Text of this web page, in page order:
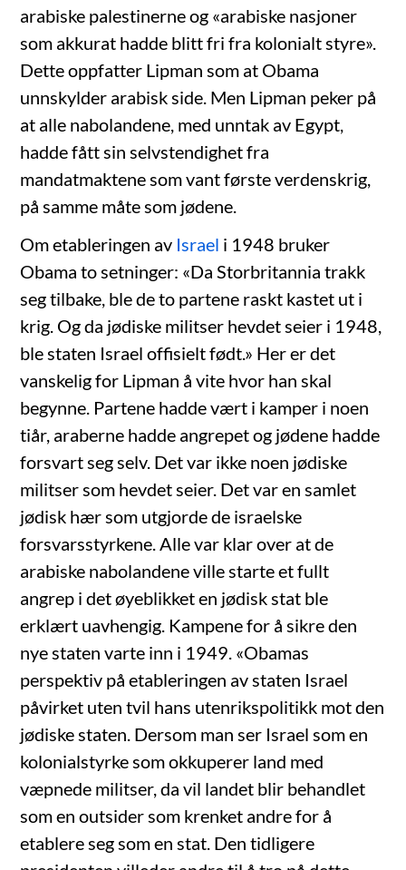
arabiske palestinerne og «arabiske nasjoner
som akkurat hadde blitt fri fra kolonialt styre».
Dette oppfatter Lipman som at Obama
unnskylder arabisk side. Men Lipman peker på
at alle nabolandene, med unntak av Egypt,
hadde fått sin selvstendighet fra
mandatmaktene som vant første verdenskrig,
på samme måte som jødene.
Om etableringen av Israel i 1948 bruker
Obama to setninger: «Da Storbritannia trakk
seg tilbake, ble de to partene raskt kastet ut i
krig. Og da jødiske militser hevdet seier i 1948,
ble staten Israel offisielt født.» Her er det
vanskelig for Lipman å vite hvor han skal
begynne. Partene hadde vært i kamper i noen
tiår, araberne hadde angrepet og jødene hadde
forsvart seg selv. Det var ikke noen jødiske
militser som hevdet seier. Det var en samlet
jødisk hær som utgjorde de israelske
forsvarsstyrkene. Alle var klar over at de
arabiske nabolandene ville starte et fullt
angrep i det øyeblikket en jødisk stat ble
erklært uavhengig. Kampene for å sikre den
nye staten varte inn i 1949. «Obamas
perspektiv på etableringen av staten Israel
påvirket uten tvil hans utenrikspolitikk mot den
jødiske staten. Dersom man ser Israel som en
kolonialstyrke som okkuperer land med
væpnede militser, da vil landet blir behandlet
som en outsider som krenket andre for å
etablere seg som en stat. Den tidligere